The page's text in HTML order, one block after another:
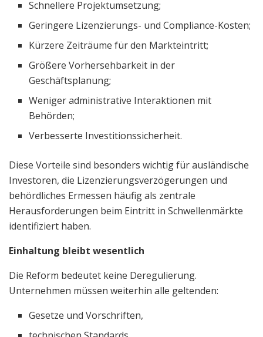
Schnellere Projektumsetzung;
Geringere Lizenzierungs- und Compliance-Kosten;
Kürzere Zeiträume für den Markteintritt;
Größere Vorhersehbarkeit in der
Geschäftsplanung;
Weniger administrative Interaktionen mit
Behörden;
Verbesserte Investitionssicherheit.
Diese Vorteile sind besonders wichtig für ausländische
Investoren, die Lizenzierungsverzögerungen und
behördliches Ermessen häufig als zentrale
Herausforderungen beim Eintritt in Schwellenmärkte
identifiziert haben.
Einhaltung bleibt wesentlich
Die Reform bedeutet keine Deregulierung.
Unternehmen müssen weiterhin alle geltenden:
Gesetze und Vorschriften,